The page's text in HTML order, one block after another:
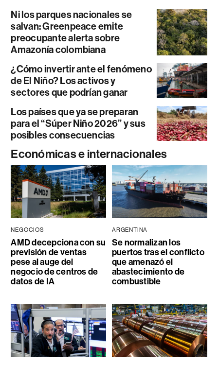
Ni los parques nacionales se
salvan: Greenpeace emite
preocupante alerta sobre
Amazonía colombiana
¿Cómo invertir ante el fenómeno
de El Niño? Los activos y
sectores que podrían ganar
Los países que ya se preparan
para el “Súper Niño 2026” y sus
posibles consecuencias
Económicas e internacionales
NEGOCIOS
AMD decepciona con su
previsión de ventas
pese al auge del
negocio de centros de
datos de IA
ARGENTINA
Se normalizan los
puertos tras el conflicto
que amenazó el
abastecimiento de
combustible